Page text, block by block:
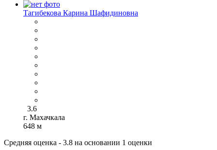
Тагибекова Карина Шафидиновна
3.6
г. Махачкала
648 м
Средняя оценка - 3.8 на основании 1 оценки